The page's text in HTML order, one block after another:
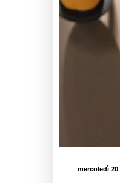
mercoledì 20